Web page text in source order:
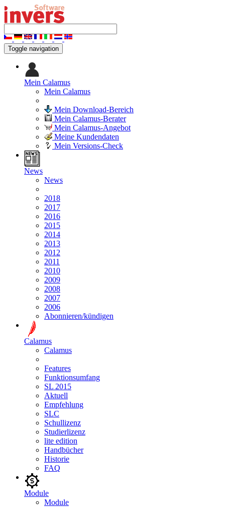
Toggle navigation
Mein Calamus
Mein Calamus
Mein Download-Bereich
Mein Calamus-Berater
Mein Calamus-Angebot
Meine Kundendaten
Mein Versions-Check
News
News
2018
2017
2016
2015
2014
2013
2012
2011
2010
2009
2008
2007
2006
Abonnieren/kündigen
Calamus
Calamus
Features
Funktionsumfang
SL 2015
Aktuell
Empfehlung
SLC
Schullizenz
Studierlizenz
lite edition
Handbücher
Historie
FAQ
Module
Module